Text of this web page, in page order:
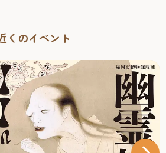
くのイベント